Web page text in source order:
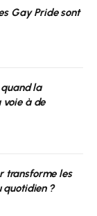
Gay Pride sont
la
voie à de
transforme les
quotidien ?